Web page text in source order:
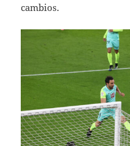
cambios.